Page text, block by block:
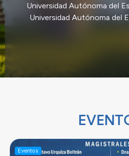
Universidad Autónoma del
Universidad Autónoma del
Eventos